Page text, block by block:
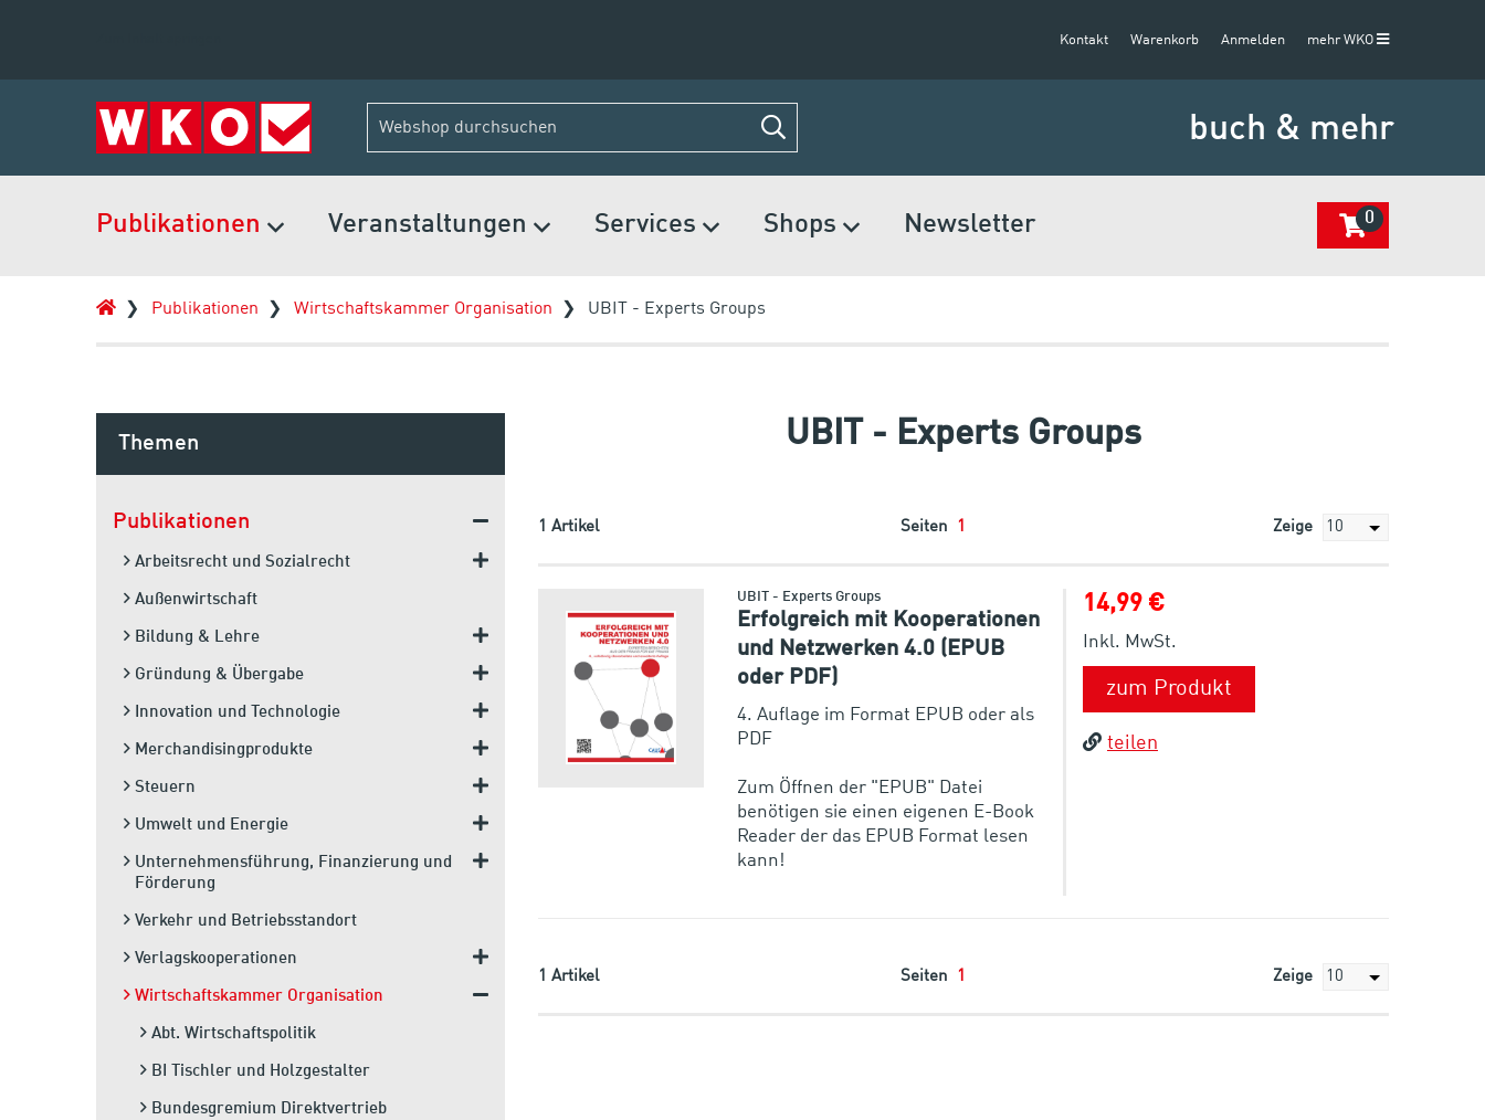
Kontakt Warenkorb Anmelden mehr WKO
buch & mehr
Publikationen Veranstaltungen Services Shops Newsletter 0
Publikationen Wirtschaftskammer Organisation UBIT - Experts Groups
Themen
Publikationen
Arbeitsrecht und Sozialrecht
Außenwirtschaft
Bildung & Lehre
Gründung & Übergabe
Innovation und Technologie
Merchandisingprodukte
Steuern
Umwelt und Energie
Unternehmensführung, Finanzierung und
Förderung
Verkehr und Betriebsstandort
Verlagskooperationen
Wirtschaftskammer Organisation
Abt. Wirtschaftspolitik
BI Tischler und Holzgestalter
Bundesgremium Direktvertrieb
UBIT - Experts Groups
1 Artikel Seiten 1 Zeige
UBIT - Experts Groups
Erfolgreich mit Kooperationen
und Netzwerken 4.0 (EPUB
oder PDF)
4. Auflage im Format EPUB oder als
PDF
Zum Öffnen der "EPUB" Datei
benötigen sie einen eigenen E-Book
Reader der das EPUB Format lesen
kann!
14,99 €
Inkl. MwSt.
zum Produkt
teilen
1 Artikel Seiten 1 Zeige